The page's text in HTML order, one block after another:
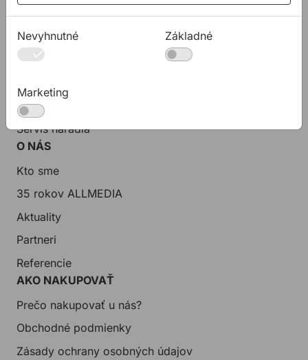
Spoločnosť
Predajné miesta
Zákaznícka podpora
Servis náradia
O NÁS
Kto sme
35 rokov ALLMEDIA
Aktuality
Partneri
Referencie
AKO NAKUPOVAŤ
Prečo nakupovať u nás?
Obchodné podmienky
Zásady ochrany osobných údajov
Nevyhnutné Základné
Marketing